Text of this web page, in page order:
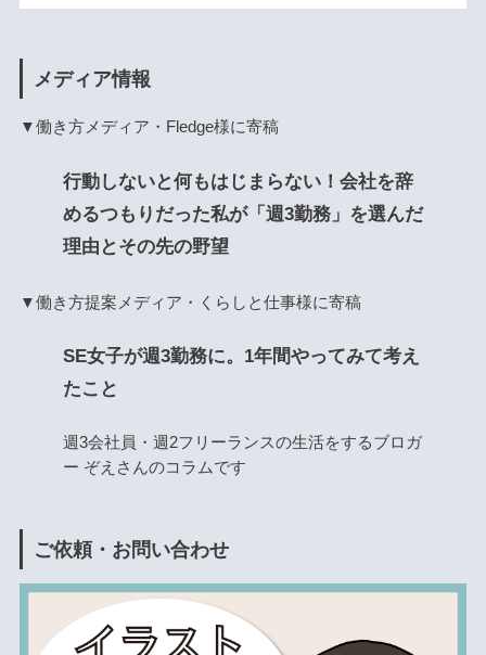
メディア情報
▼働き方メディア・Fledge様に寄稿
行動しないと何もはじまらない！会社を辞
めるつもりだった私が「週3勤務」を選んだ
理由とその先の野望
▼働き方提案メディア・くらしと仕事様に寄稿
SE女子が週3勤務に。1年間やってみて考え
たこと
週3会社員・週2フリーランスの生活をするブロガ
ー ぞえさんのコラムです
ご依頼・お問い合わせ